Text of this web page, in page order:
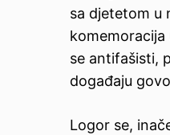
sa djetetom u
komemoracija
se antifašisti,
događaju
Logor se,